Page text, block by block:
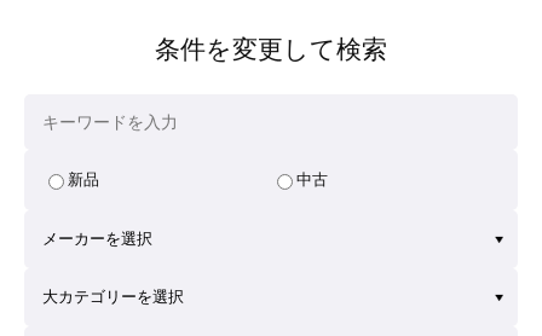
条件を変更して検索
新品 中古